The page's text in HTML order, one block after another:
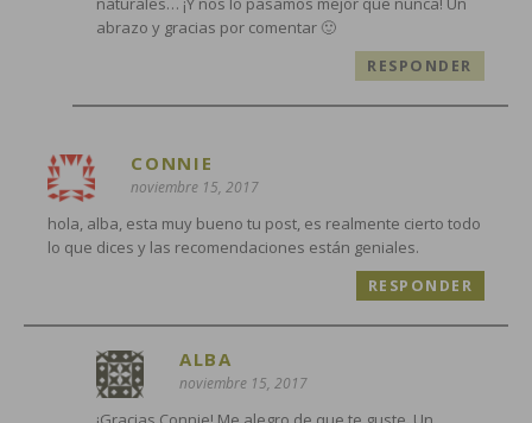
abrazo y gracias por comentar 🙂
RESPONDER
CONNIE
noviembre 15, 2017
hola, alba, esta muy bueno tu post, es realmente cierto todo
lo que dices y las recomendaciones están geniales.
RESPONDER
ALBA
noviembre 15, 2017